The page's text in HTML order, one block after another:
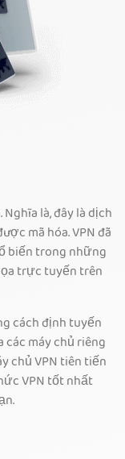
là, đây là dịch
mã hóa. VPN đã
biến trong những
trực tuyến trên
cách định tuyến
máy chủ riêng
chủ VPN tiên tiến
VPN tốt nhất